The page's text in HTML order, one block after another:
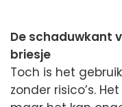
De schaduwkant
briesje
Toch is het
zonder risico’s.